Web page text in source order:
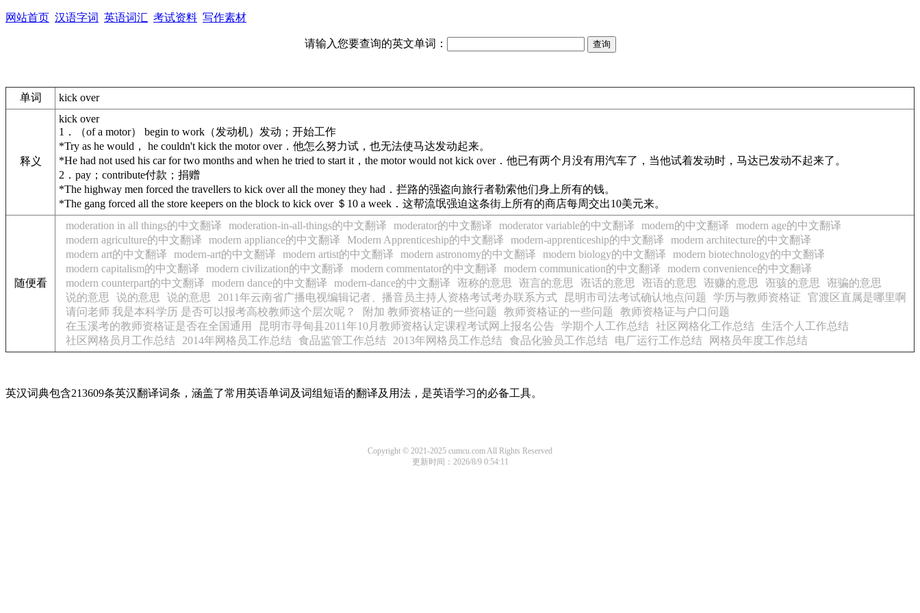
网站首页 汉语字词 英语词汇 考试资料 写作素材
请输入您要查询的英文单词：
单词 kick over
释义
kick over
1．（of a motor） begin to work（发动机）发动；开始工作
*Try as he would， he couldn't kick the motor over．他怎么努力试，也无法使马达发动起来。
*He had not used his car for two months and when he tried to start it，the motor would not kick over．他已有两个月没有用汽车了，当他试着发动时，马达已发动不起来了。
2．pay；contribute付款；捐赠
*The highway men forced the travellers to kick over all the money they had．拦路的强盗向旅行者勒索他们身上所有的钱。
*The gang forced all the store keepers on the block to kick over ＄10 a week．这帮流氓强迫这条街上所有的商店每周交出10美元来。
随便看
moderation in all things的中文翻译 moderation-in-all-things的中文翻译 moderator的中文翻译 moderator variable的中文翻译 modern的中文翻译
modern age的中文翻译
modern agriculture的中文翻译
modern appliance的中文翻译 Modern Apprenticeship的中文翻译 modern-apprenticeship的中文翻译
modern architecture的中文翻译
modern art的中文翻译
modern-art的中文翻译 modern artist的中文翻译 modern astronomy的中文翻译 modern biology的中文翻译
modern biotechnology的中文翻译
modern capitalism的中文翻译
modern civilization的中文翻译 modern commentator的中文翻译 modern communication的中文翻译
modern convenience的中文翻译
modern counterpart的中文翻译
modern dance的中文翻译 modern-dance的中文翻译 诳称的意思 诳言的意思 诳话的意思 诳语的意思 诳赚的意思 诳骇的意思
诳骗的意思
说的意思
说的意思 说的意思 2011年云南省广播电视编辑记者、播音员主持人资格考试考办联系方式 昆明市司法考试确认地点问题 学历与教师资格证
官渡区直属是哪里啊
请问老师 我是本科学历 是否可以报考高校教师这个层次呢？
附加 教师资格证的一些问题 教师资格证的一些问题
教师资格证与户口问题
在玉溪考的教师资格证是否在全国通用
昆明市寻甸县2011年10月教师资格认定课程考试网上报名公告 学期个人工作总结 社区网格化工作总结 生活个人工作总结
社区网格员月工作总结
2014年网格员工作总结 食品监管工作总结 2013年网格员工作总结 食品化验员工作总结 电厂运行工作总结 网格员年度工作总结
英汉词典包含213609条英汉翻译词条，涵盖了常用英语单词及词组短语的翻译及用法，是英语学习的必备工具。
Copyright © 2021-2025 cumcu.com All Rights Reserved
更新时间：2026/8/9 0:54:11